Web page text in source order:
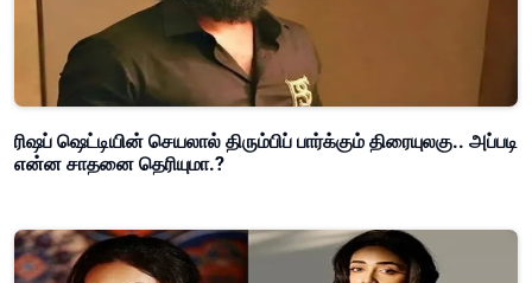
ரிஷப் ஷெட்டியின் செயலால் திரும்பிப் பார்க்கும் திரையுலகு.. அப்படி
என்ன சாதனை தெரியுமா.?